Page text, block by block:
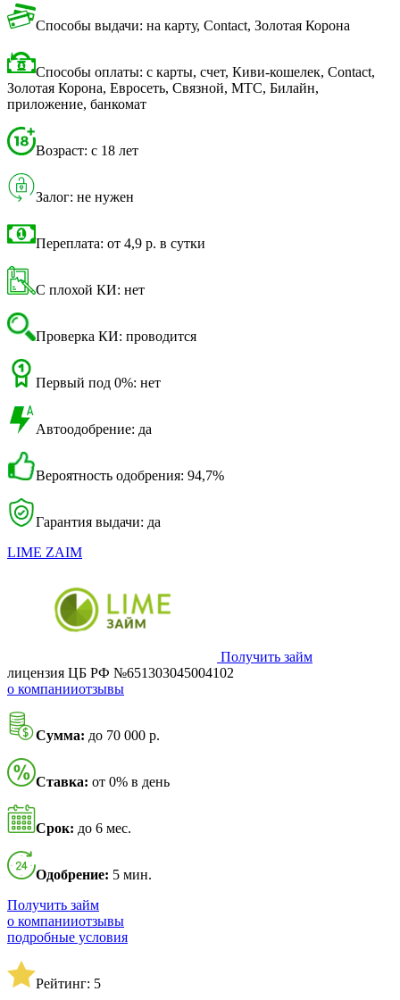
Способы выдачи: на карту, Contact, Золотая Корона
Способы оплаты: с карты, счет, Киви-кошелек, Contact,
Золотая Корона, Евросеть, Связной, МТС, Билайн,
приложение, банкомат
Возраст: с 18 лет
Залог: не нужен
Переплата: от 4,9 р. в сутки
С плохой КИ: нет
Проверка КИ: проводится
Первый под 0%: нет
Автоодобрение: да
Вероятность одобрения: 94,7%
Гарантия выдачи: да
LIME ZAIM
Получить займ
лицензия ЦБ РФ №651303045004102
о компанииотзывы
Сумма: до 70 000 р.
Ставка: от 0% в день
Срок: до 6 мес.
Одобрение: 5 мин.
Получить займ
о компанииотзывы
подробные условия
Рейтинг: 5